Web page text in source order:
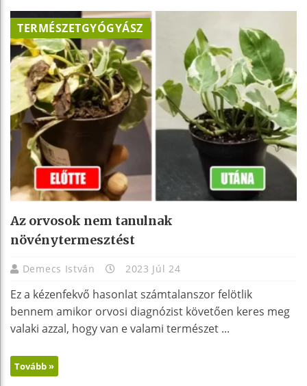
TERMÉSZETGYÓGYÁSZ
Az orvosok nem tanulnak
növénytermesztést
Demecs István 2023 Júl 24
Ez a kézenfekvő hasonlat számtalanszor felötlik
bennem amikor orvosi diagnózist követően keres meg
valaki azzal, hogy van e valami természet ...
Tovább »